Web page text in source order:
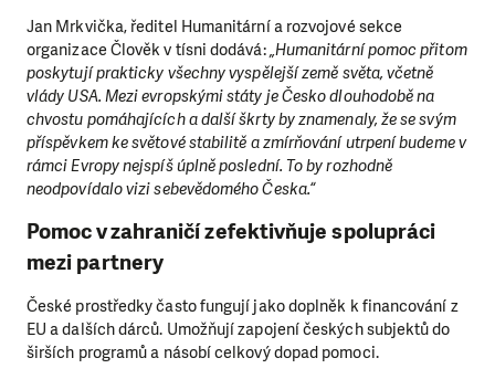
Jan Mrkvička, ředitel Humanitární a rozvojové sekce
organizace Člověk v tísni dodává:„Humanitární pomoc přitom
poskytují prakticky všechny vyspělejší země světa, včetně
vlády USA. Mezi evropskými státy je Česko dlouhodobě na
chvostu pomáhajících a další škrty by znamenaly, že se svým
příspěvkem ke světové stabilitě a zmírňování utrpení budeme v
rámci Evropy nejspíš úplně poslední. To by rozhodně
neodpovídalo vizi sebevědomého Česka.“
Pomoc v zahraničí zefektivňuje spolupráci
mezi partnery
České prostředky často fungují jako doplněk k financování z
EU a dalších dárců. Umožňují zapojení českých subjektů do
širších programů a násobí celkový dopad pomoci.